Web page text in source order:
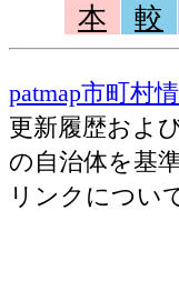
本
較
patmap市町村
更新履歴およ
の自治体を基
リンクについ